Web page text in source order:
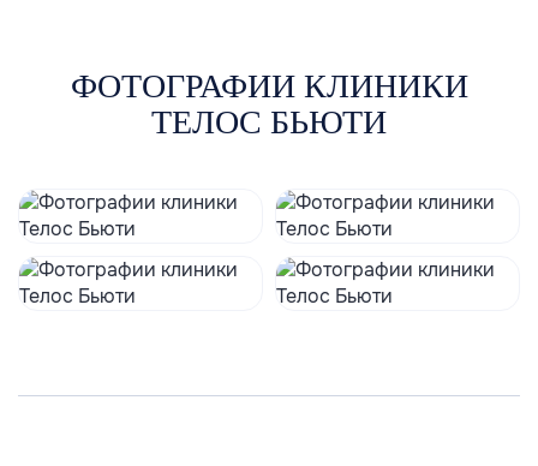
ФОТОГРАФИИ КЛИНИКИ
ТЕЛОС БЬЮТИ